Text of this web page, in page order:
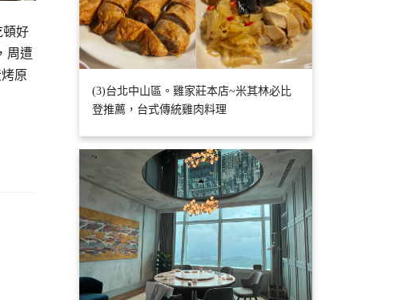
頓好
周遭
原
(3)台北中山區。雞家莊本店~米其林必比
登推薦，台式傳統雞肉料理